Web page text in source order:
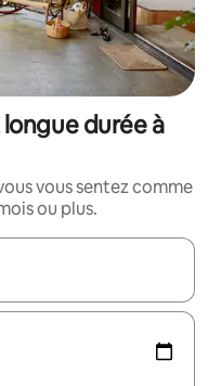
durée à
vous sentez comme
ou plus.
les flèches vers le